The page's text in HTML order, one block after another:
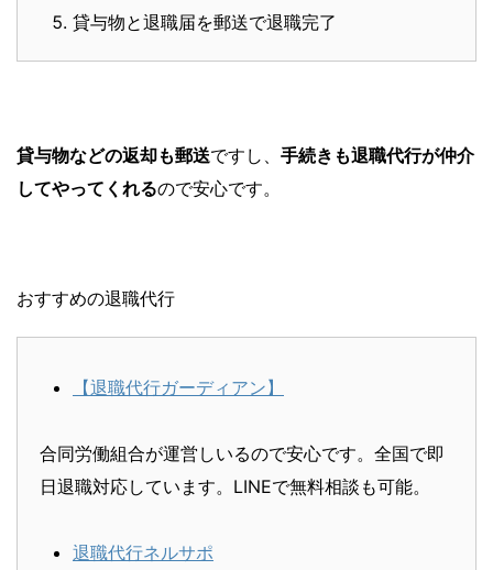
貸与物と退職届を郵送で退職完了
貸与物などの返却も郵送ですし、 手続きも退職代行が仲介
してやってくれるので安心です。
おすすめの退職代行
【退職代行ガーディアン】
合同労働組合が運営しいるので安心です。全国で即
日退職対応しています。LINEで無料相談も可能。
退職代行ネルサポ